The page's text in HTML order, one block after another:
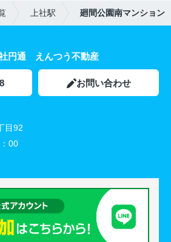
上社駅 廻間公園南マンション
円通 えんつう不動産
お問い合わせ
目92
00